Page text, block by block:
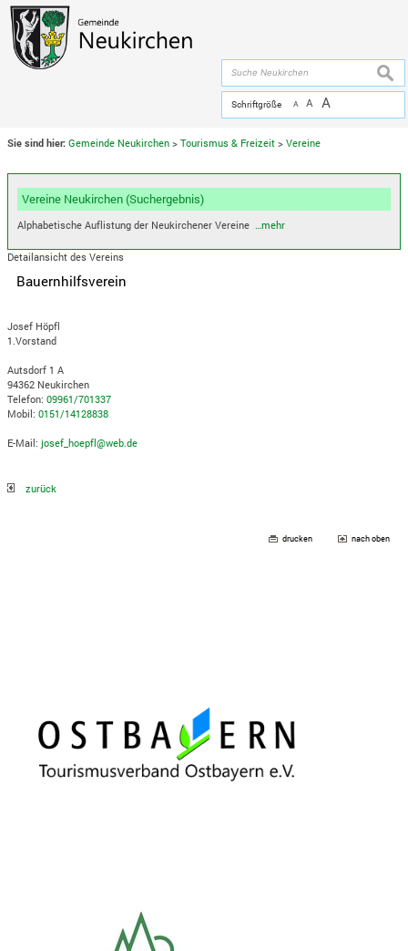
Zum Inhalt,zur Navigation
Schriftgröße A A A
Sie sind hier: Gemeinde Neukirchen >Tourismus & Freizeit >Vereine
Vereine Neukirchen (Suchergebnis)
Alphabetische Auflistung der Neukirchener Vereine …mehr
Detailansicht des Vereins
Bauernhilfsverein
Josef Höpfl
1.Vorstand
Autsdorf 1 A
94362 Neukirchen
Telefon:09961/701337
Mobil:0151/14128838
E-Mail: josef_hoepfl@web.de
zurück
drucken nach oben